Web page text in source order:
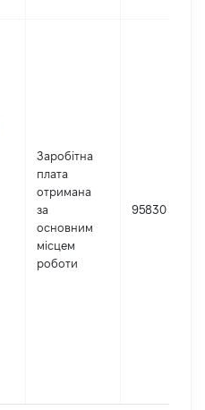
Заробітна
плата
отримана
за
основним
місцем
роботи
95830